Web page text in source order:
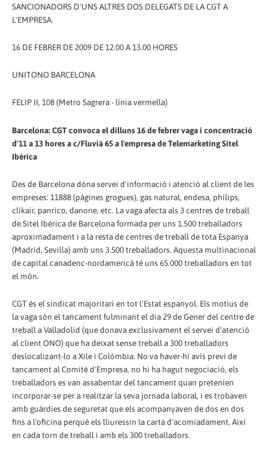
SANCIONADORS D'UNS ALTRES DOS DELEGATS DE LA CGT A
L'EMPRESA.
16 DE FEBRER DE 2009 DE 12.00 A 13.00 HORES
UNITONO BARCELONA
FELIP II, 108 (Metro Sagrera - línia vermella)
Barcelona: CGT convoca el dilluns 16 de febrer vaga i concentració
d'11 a 13 hores a c/Fluvià 65 a l'empresa de Telemarketing Sitel
Ibèrica
Des de Barcelona dóna servei d'informació i atenció al client de les
empreses: 11888 (pàgines grogues), gas natural, endesa, philips,
clikair, panrico, danone, etc. La vaga afecta als 3 centres de treball
de Sitel Ibèrica de Barcelona formada per uns 1.500 treballadors
aproximadament i a la resta de centres de treball de tota Espanya
(Madrid, Sevilla) amb uns 3.500 treballadors. Aquesta multinacional
de capital canadenc-nordamericà té uns 65.000 treballadors en tot
el món.
CGT és el sindicat majoritari en tot l'Estat espanyol. Els motius de
la vaga són el tancament fulminant el dia 29 de Gener del centre de
treball a Valladolid (que donava exclusivament el servei d'atenció
al client ONO) que ha deixat sense treball a 300 treballadors
deslocalizant-lo a Xile i Colòmbia. No va haver-hi avís previ de
tancament al Comitè d'Empresa, no hi ha hagut negociació, els
treballadors es van assabentar del tancament quan pretenien
incorporar-se per a realitzar la seva jornada laboral, i es trobaven
amb guàrdies de seguretat que els acompanyaven de dos en dos
fins a l'oficina perquè els lliuressin la carta d'acomiadament. Així
en cada torn de treball i amb els 300 treballadors.